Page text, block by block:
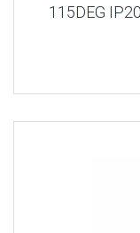
115DEG